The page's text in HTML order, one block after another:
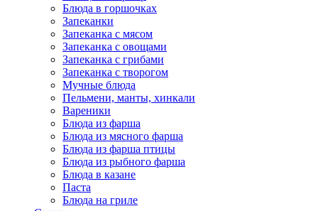
Блюда в горшочках
Запеканки
Запеканка с мясом
Запеканка с овощами
Запеканка с грибами
Запеканка с творогом
Мучные блюда
Пельмени, манты, хинкали
Вареники
Блюда из фарша
Блюда из мясного фарша
Блюда из фарша птицы
Блюда из рыбного фарша
Блюда в казане
Паста
Блюда на гриле